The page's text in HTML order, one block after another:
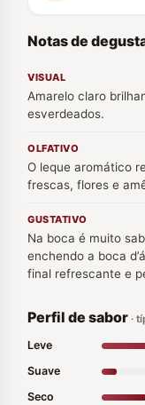
Notas de
VISUAL
Amarelo claro
esverdeados.
OLFATIVO
O leque aromático
frescas, flores e
GUSTATIVO
Na boca é muito
enchendo a boca
final refrescante e
Perfil de sabor ·
Leve
Suave
Seco